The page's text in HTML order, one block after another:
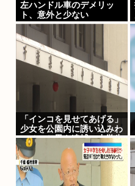
左ハンドル車のデメリッ
ト、意外と少ない
「インコを見せてあげる」
少女を公園内に誘い込みわ
いせつか男を逮捕。小学生
2人に見せて触らせる